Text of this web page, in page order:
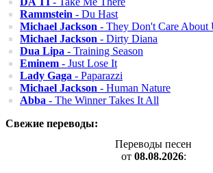
Rammstein - Du Hast
Michael Jackson - They Don't Care About
Michael Jackson - Dirty Diana
Dua Lipa - Training Season
Eminem - Just Lose It
Lady Gaga - Paparazzi
Michael Jackson - Human Nature
Abba - The Winner Takes It All
Свежие переводы:
Переводы песен
от 08.08.2026: